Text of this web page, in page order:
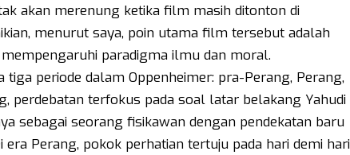
akan merenung ketika film masih ditonton di
menurut saya, poin utama film tersebut adalah
paradigma ilmu dan moral.
tiga periode dalam Oppenheimer: pra-Perang, Perang,
perdebatan terfokus pada soal latar belakang Yahudi
sebagai seorang fisikawan dengan pendekatan baru
era Perang, pokok perhatian tertuju pada hari demi hari